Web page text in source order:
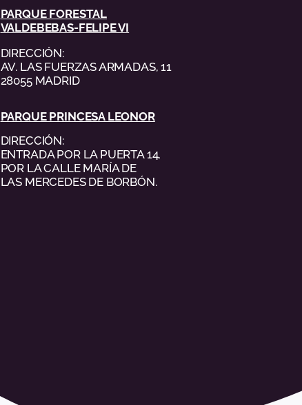
PARQUE FORESTAL
VALDEBEBAS-FELIPE VI
DIRECCIÓN:
AV. LAS FUERZAS ARMADAS, 11
28055 MADRID
PARQUE PRINCESA LEONOR
DIRECCIÓN:
ENTRADA POR LA PUERTA 14,
POR LA CALLE MARÍA DE
LAS MERCEDES DE BORBÓN.